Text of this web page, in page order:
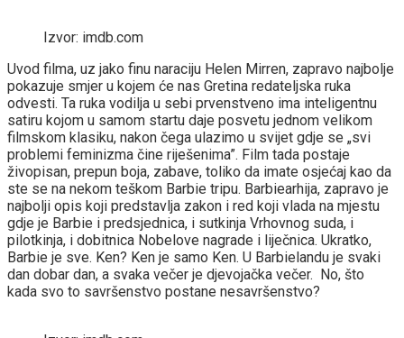
Izvor: imdb.com
Uvod filma, uz jako finu naraciju Helen Mirren, zapravo najbolje
pokazuje smjer u kojem će nas Gretina redateljska ruka
odvesti. Ta ruka vodilja u sebi prvenstveno ima inteligentnu
satiru kojom u samom startu daje posvetu jednom velikom
filmskom klasiku, nakon čega ulazimo u svijet gdje se „svi
problemi feminizma čine riješenima”. Film tada postaje
živopisan, prepun boja, zabave, toliko da imate osjećaj kao da
ste se na nekom teškom Barbie tripu. Barbiearhija, zapravo je
najbolji opis koji predstavlja zakon i red koji vlada na mjestu
gdje je Barbie i predsjednica, i sutkinja Vrhovnog suda, i
pilotkinja, i dobitnica Nobelove nagrade i liječnica. Ukratko,
Barbie je sve. Ken? Ken je samo Ken. U Barbielandu je svaki
dan dobar dan, a svaka večer je djevojačka večer. No, što
kada svo to savršenstvo postane nesavršenstvo?